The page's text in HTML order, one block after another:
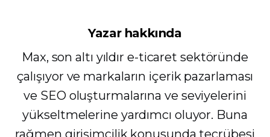
Yazar hakkında
Max, son altı yıldır e-ticaret sektöründe
çalışıyor ve markaların içerik pazarlaması
ve SEO oluşturmalarına ve seviyelerini
yükseltmelerine yardımcı oluyor. Buna
rağmen girişimcilik konusunda tecrübesi